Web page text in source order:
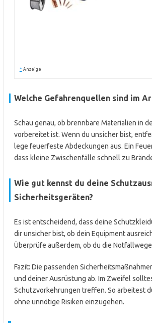
* Anzeige
Welche Gefahrenquellen sind im
Schau genau, ob brennbare Materialien in
vorbereitet ist. Wenn du unsicher bist,
lege feuerfeste Abdeckungen aus. Ein
dass kleine Zwischenfälle schnell zu
Wie gut kennst du deine
Sicherheitsgeräten?
Es ist entscheidend, dass deine
dir unsicher bist, ob dein Equipment
Überprüfe außerdem, ob du die
Fazit: Die passenden
und deiner Ausrüstung ab. Im Zweifel
Schutzvorkehrungen treffen. So arbeitest
ohne unnötige Risiken einzugehen.